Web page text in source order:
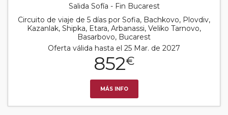
Salida Sofía - Fin Bucarest
Circuito de viaje de 5 días por Sofia, Bachkovo, Plovdiv,
Kazanlak, Shipka, Etara, Arbanassi, Veliko Tarnovo,
Basarbovo, Bucarest
Oferta válida hasta el 25 Mar. de 2027
852€
MÁS INFO